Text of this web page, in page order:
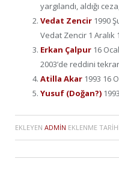
yargılandı, aldığı
Vedat Zencir 1990
Vedat Zencir 1 Aralık
Erkan Çalpur 16
2003’de reddini
Atilla Akar 1993 16
Yusuf (Doğan?)
EKLEYEN ADMIN EKLENME